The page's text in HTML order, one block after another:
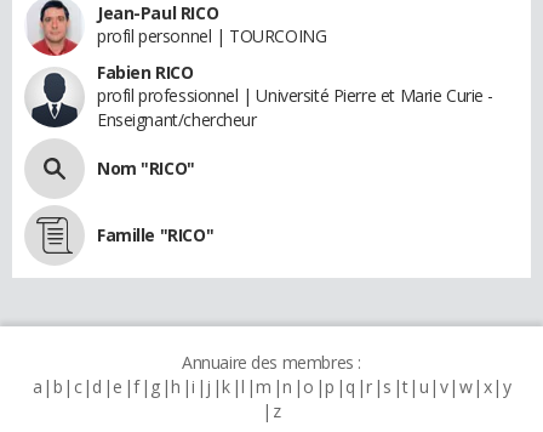
Jean-Paul RICO
profil personnel | TOURCOING
Fabien RICO
profil professionnel | Université Pierre et Marie Curie -
Enseignant/chercheur
Nom "RICO"
Famille "RICO"
Annuaire des membres :
a b c d e f g h i j k l m n o p q r s t u v w x y
z